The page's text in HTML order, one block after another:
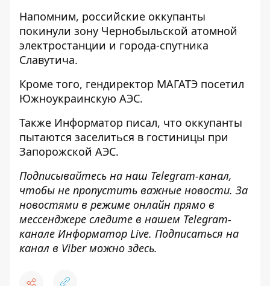
Напомним, российские оккупанты
покинули зону Чернобыльской атомной
электростанции и города-спутника
Славутича.
Кроме того, гендиректор МАГАТЭ посетил
Южноукраинскую АЭС.
Также Информатор писал, что оккупанты
пытаются заселиться в гостиницы при
Запорожской АЭС.
Подписывайтесь на наш Telegram-канал,
чтобы не пропустить важные новости. За
новостями в режиме онлайн прямо в
мессенджере следите в нашем Telegram-
канале Информатор Live. Подписаться на
канал в Viber можно здесь.